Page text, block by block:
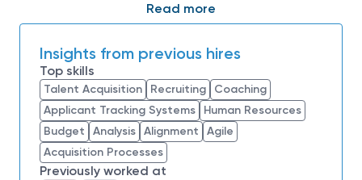
contribuir para o uso eficaz e seguro de tecnologias
avançadas em procedimentos médicos.
Principais Responsabilidades
Fornecer suporte técnico e clínico em tempo
real durante procedimentos médicos
envolvendo dispositivos da Boston Scientific;
Realizar treinamentos e capacitações para
médicos, enfermeiros e demais profissionais
Read more
Insights from previous hires
Top skills
Talent Acquisition Recruiting
Coaching
Applicant Tracking Systems
Human Resources
Budget
Analysis Alignment
Agile
Acquisition Processes
Previously worked at